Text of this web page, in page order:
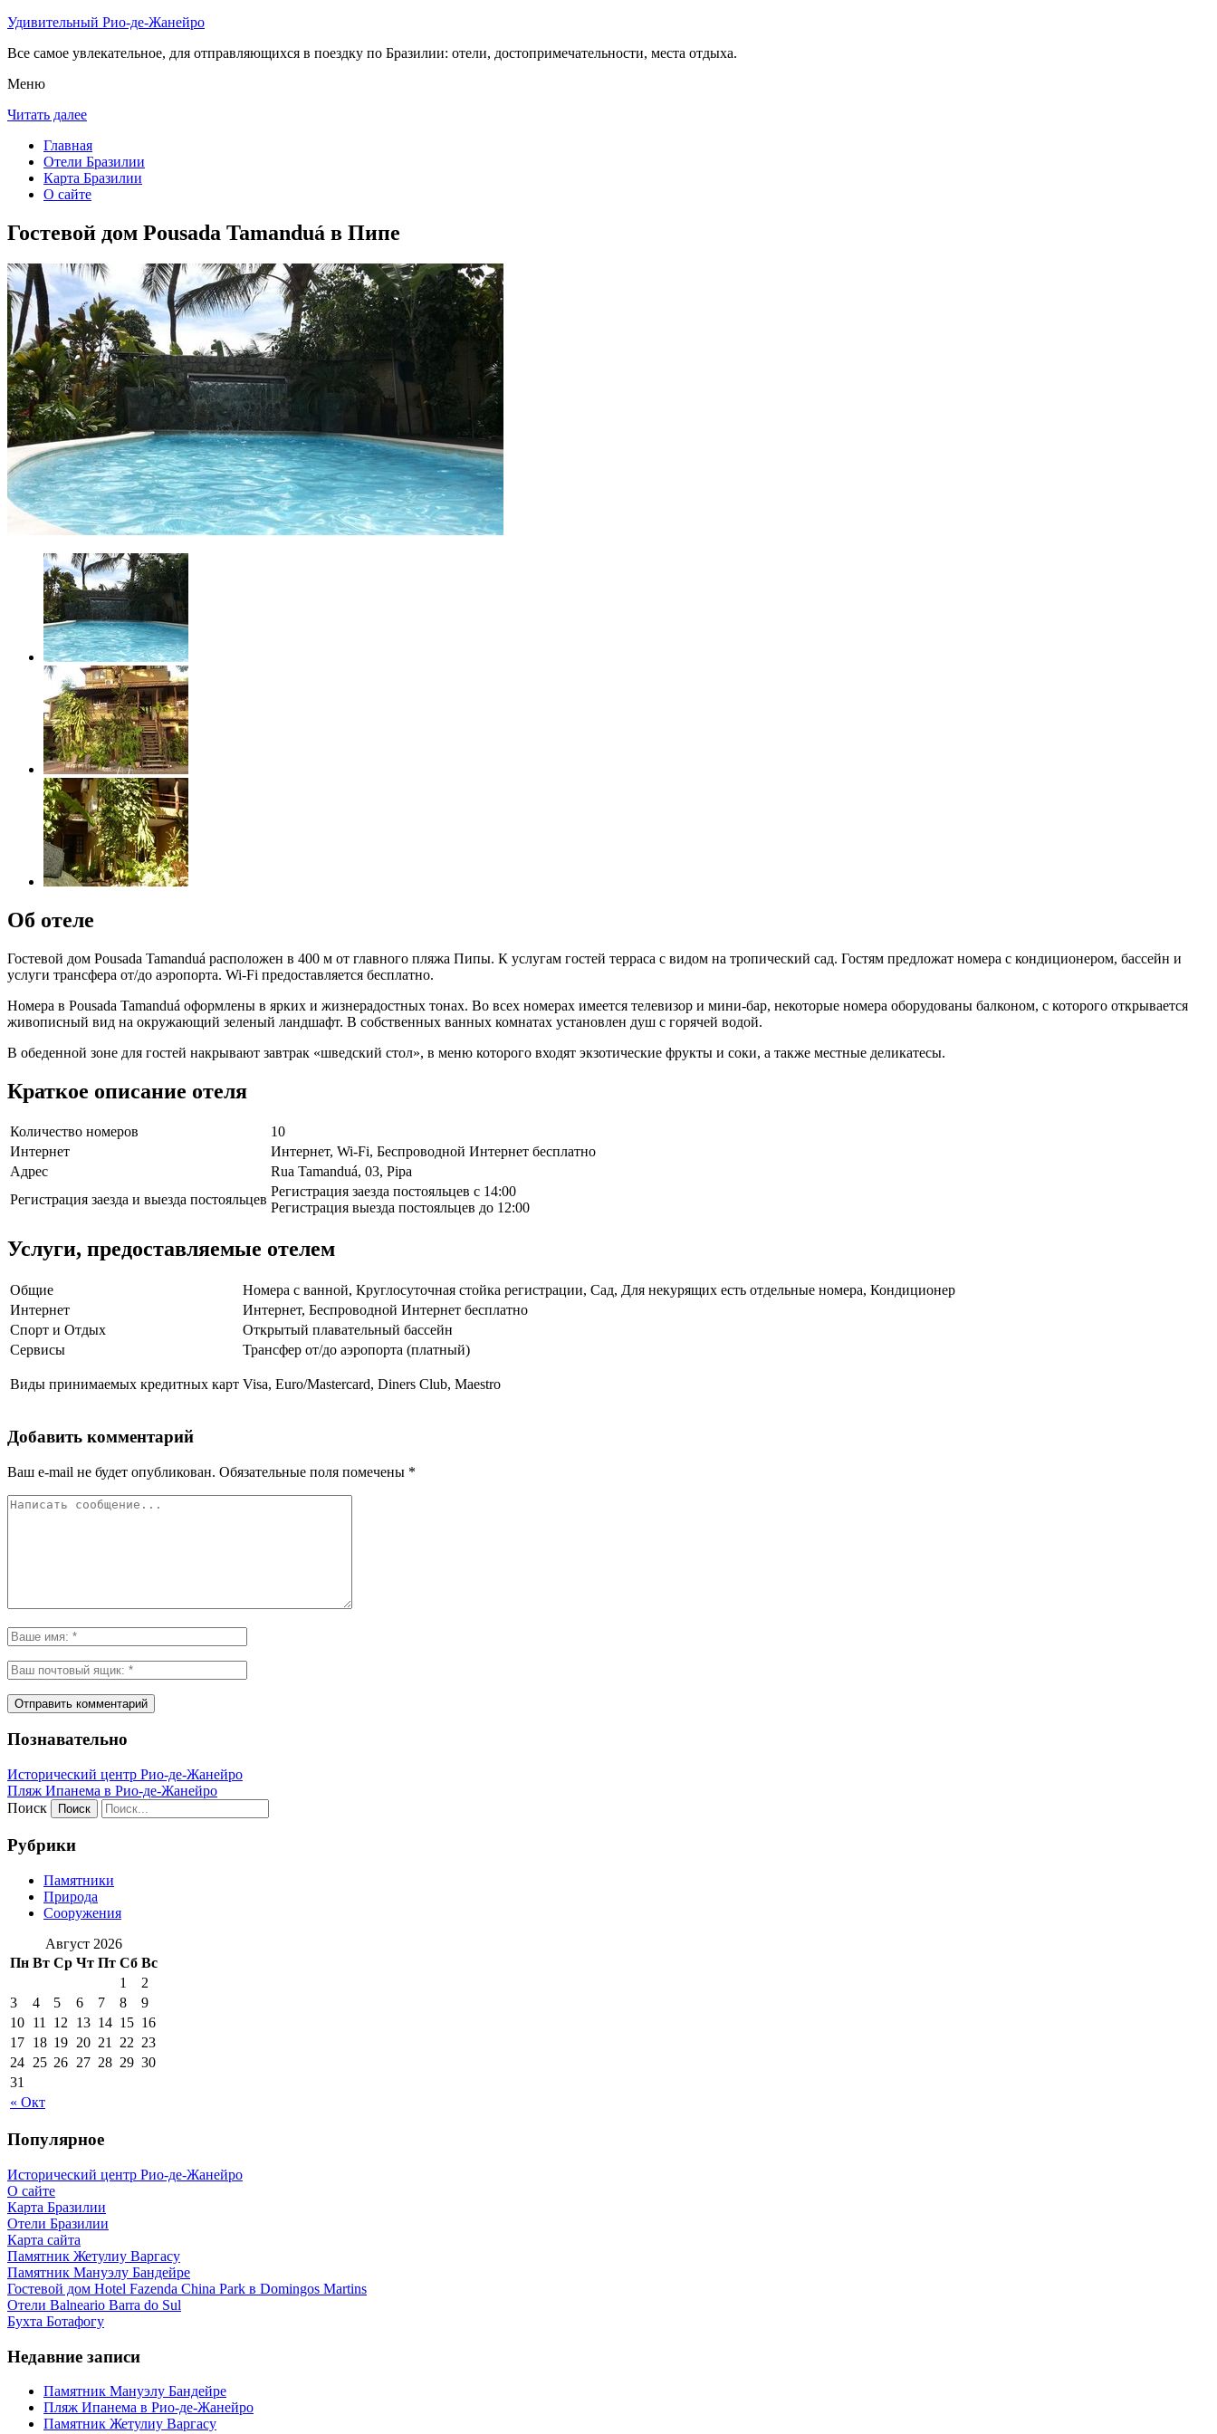
Удивительный Рио-де-Жанейро
Все самое увлекательное, для отправляющихся в поездку по Бразилии: отели, достопримечательности, места отдыха.
Меню
Читать далее
Главная
Отели Бразилии
Карта Бразилии
О сайте
Гостевой дом Pousada Tamanduá в Пипе
Об отеле
Гостевой дом Pousada Tamanduá расположен в 400 м от главного пляжа Пипы. К услугам гостей терраса с видом на тропический сад. Гостям предложат номера с кондиционером, бассейн и
услуги трансфера от/до аэропорта. Wi-Fi предоставляется бесплатно.
Номера в Pousada Tamanduá оформлены в ярких и жизнерадостных тонах. Во всех номерах имеется телевизор и мини-бар, некоторые номера оборудованы балконом, с которого открывается
живописный вид на окружающий зеленый ландшафт. В собственных ванных комнатах установлен душ с горячей водой.
В обеденной зоне для гостей накрывают завтрак «шведский стол», в меню которого входят экзотические фрукты и соки, а также местные деликатесы.
Краткое описание отеля
Количество номеров
10
Интернет
Интернет, Wi-Fi, Беспроводной Интернет бесплатно
Адрес
Rua Tamanduá, 03, Pipa
Регистрация заезда и выезда постояльцев
Регистрация заезда постояльцев с 14:00
Регистрация выезда постояльцев до 12:00
Услуги, предоставляемые отелем
Общие
Номера с ванной, Круглосуточная стойка регистрации, Сад, Для некурящих есть отдельные номера, Кондиционер
Интернет
Интернет, Беспроводной Интернет бесплатно
Спорт и Отдых
Открытый плавательный бассейн
Сервисы
Трансфер от/до аэропорта (платный)
Виды принимаемых кредитных карт Visa, Euro/Mastercard, Diners Club, Maestro
Добавить комментарий
Ваш e-mail не будет опубликован. Обязательные поля помечены *
Познавательно
Исторический центр Рио-де-Жанейро
Пляж Ипанема в Рио-де-Жанейро
Поиск
Рубрики
Памятники
Природа
Сооружения
Август 2026
Пн Вт Ср Чт Пт Сб Вс
« Окт
1
2
3
4 5 6 7 8
9
10 11 12 13 14 15 16
17 18 19 20 21 22 23
24 25 26 27 28 29 30
31
Популярное
Исторический центр Рио-де-Жанейро
О сайте
Карта Бразилии
Отели Бразилии
Карта сайта
Памятник Жетулиу Варгасу
Памятник Мануэлу Бандейре
Гостевой дом Hotel Fazenda China Park в Domingos Martins
Отели Balneario Barra do Sul
Бухта Ботафогу
Недавние записи
Памятник Мануэлу Бандейре
Пляж Ипанема в Рио-де-Жанейро
Памятник Жетулиу Варгасу